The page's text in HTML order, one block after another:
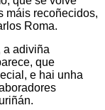
máis recoñecidos,
Roma.
a adiviña
que
e hai unha